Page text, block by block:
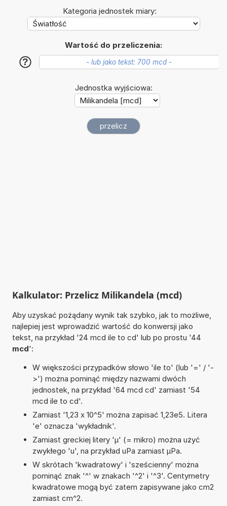
Kategoria jednostek miary:
Wartość do przeliczenia:
?
Jednostka wyjściowa:
Kalkulator: Przelicz Milikandela (mcd)
Aby uzyskać pożądany wynik tak szybko, jak to możliwe,
najlepiej jest wprowadzić wartość do konwersji jako
tekst, na przykład '24 mcd ile to cd' lub po prostu '44
mcd':
W większości przypadków słowo 'ile to' (lub '=' / '-
>') można pominąć między nazwami dwóch
jednostek, na przykład '64 mcd cd' zamiast '54
mcd ile to cd'.
Zamiast '1,23 x 10^5' można zapisać 1,23e5. Litera
'e' oznacza 'wykładnik'.
Zamiast greckiej litery 'µ' (= mikro) można użyć
zwykłego 'u', na przykład uPa zamiast µPa.
W skrótach 'kwadratowy' i 'sześcienny' można
pominąć znak '^' w znakach '^2' i '^3'. Centymetry
kwadratowe mogą być zatem zapisywane jako cm2
zamiast cm^2.